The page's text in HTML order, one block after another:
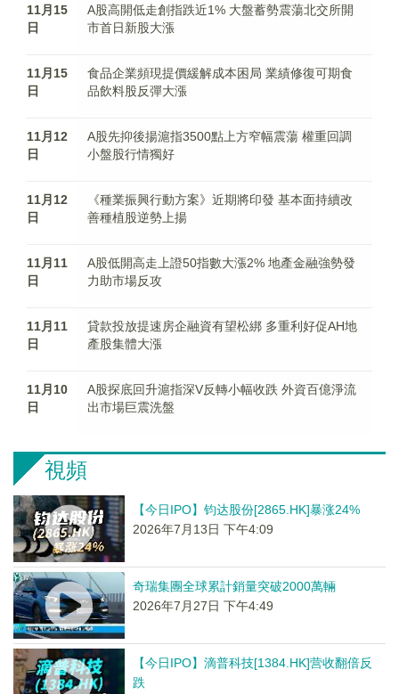
11月15
日
A股高開低走創指跌近1% 大盤蓄勢震蕩北交所開
市首日新股大漲
11月15
日
食品企業頻現提價緩解成本困局 業績修復可期食
品飲料股反彈大漲
11月12
日
A股先抑後揚滬指3500點上方窄幅震蕩 權重回調
小盤股行情獨好
11月12
日
《種業振興行動方案》近期將印發 基本面持續改
善種植股逆勢上揚
11月11
日
A股低開高走上證50指數大漲2% 地產金融強勢發
力助市場反攻
11月11
日
貸款投放提速房企融資有望松綁 多重利好促AH地
產股集體大漲
11月10
日
A股探底回升滬指深V反轉小幅收跌 外資百億淨流
出市場巨震洗盤
視頻
【今日IPO】钧达股份[2865.HK]暴涨24%
2026年7月13日 下午4:09
奇瑞集團全球累計銷量突破2000萬輛
2026年7月27日 下午4:49
【今日IPO】滴普科技[1384.HK]营收翻倍反
跌